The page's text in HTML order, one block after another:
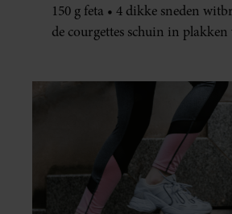
150 g feta • 4 dikke sneden
de courgettes schuin in plakken